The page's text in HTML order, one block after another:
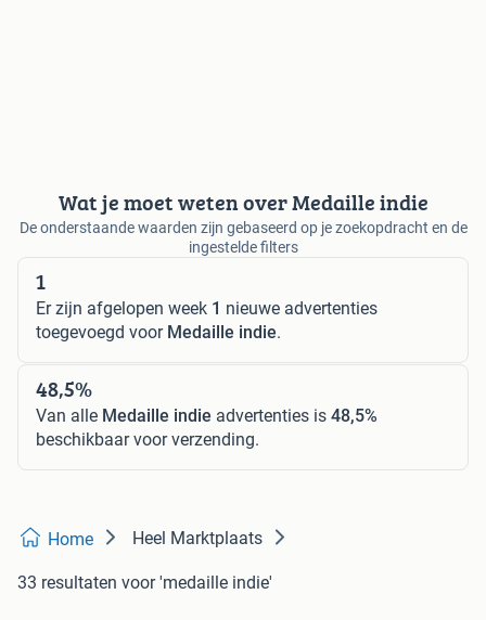
Wat je moet weten over Medaille indie
De onderstaande waarden zijn gebaseerd op je zoekopdracht en de
ingestelde filters
1
Er zijn afgelopen week 1 nieuwe advertenties
toegevoegd voor Medaille indie.
48,5%
Van alle Medaille indie advertenties is 48,5%
beschikbaar voor verzending.
Home Heel Marktplaats
33 resultaten voor 'medaille indie'